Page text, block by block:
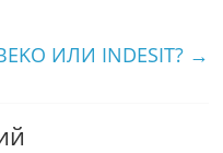
ИЛИ INDESIT? →